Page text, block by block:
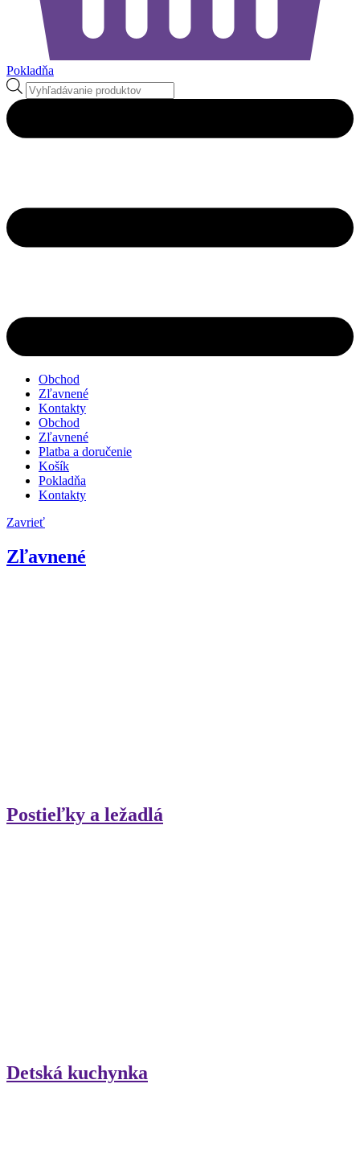
Pokladňa
Products
search
Obchod
Zľavnené
Kontakty
Obchod
Zľavnené
Platba a doručenie
Košík
Pokladňa
Kontakty
Zavrieť
Zľavnené
Postieľky a ležadlá
Detská kuchynka